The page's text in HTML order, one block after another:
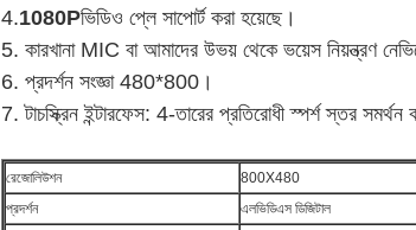
4.1080Pভিডিও প্লে সাপোর্ট করা হয়েছে।
5. কারখানা MIC বা আমাদের উভয় থেকে ভয়েস নিয়ন্ত্রণ
6. প্রদর্শন সংজ্ঞা 480*800।
7. টাচস্ক্রিন ইন্টারফেস: 4-তারের প্রতিরোধী স্পর্শ স্তর সমর্থন
রেজোলিউশন
800X480
প্রদর্শন
এলভিডিএস ডিজিটাল